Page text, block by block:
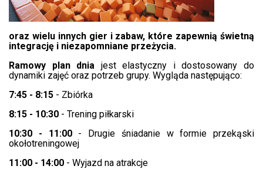
oraz wielu innych gier i zabaw, które zapewnią świetną
integrację i niezapomniane przeżycia.
Ramowy plan dnia jest elastyczny i dostosowany do
dynamiki zajęć oraz potrzeb grupy. Wygląda następująco:
7:45 - 8:15 - Zbiórka
8:15 - 10:30 - Trening piłkarski
10:30 - 11:00- Drugie śniadanie w formie przekąski
okołotreningowej
11:00 - 14:00 - Wyjazd na atrakcje